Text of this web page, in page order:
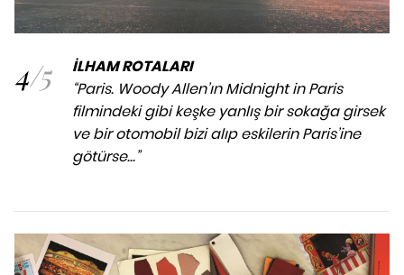
4/5
İLHAM ROTALARI
“Paris. Woody Allen’ın Midnight in Paris
filmindeki gibi keşke yanlış bir sokağa girsek
ve bir otomobil bizi alıp eskilerin Paris’ine
götürse...”